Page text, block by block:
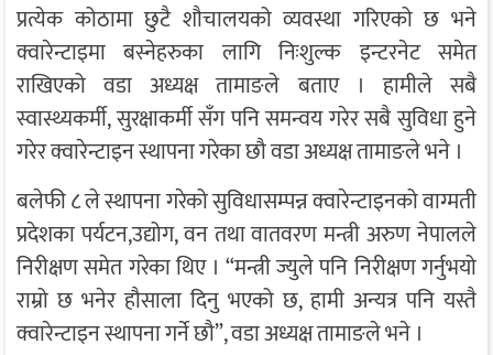
प्रत्येक कोठामा छुटै शौचालयको व्यवस्था गरिएको छ भने
क्वारेन्टाइमा बस्नेहरुका लागि निःशुल्क इन्टरनेट समेत
राखिएको वडा अध्यक्ष तामाङले बताए । हामीले सबै
स्वास्थ्यकर्मी, सुरक्षाकर्मी सँग पनि समन्वय गरेर सबै सुविधा हुने
गरेर क्वारेन्टाइन स्थापना गरेका छौ वडा अध्यक्ष तामाङले भने ।
बलेफी ८ ले स्थापना गरेको सुविधासम्पन्न क्वारेन्टाइनको वाग्मती
प्रदेशका पर्यटन,उद्योग, वन तथा वातवरण मन्त्री अरुण नेपालले
निरीक्षण समेत गरेका थिए । “मन्त्री ज्युले पनि निरीक्षण गर्नुभयो
राम्रो छ भनेर हौसाला दिनु भएको छ, हामी अन्यत्र पनि यस्तै
क्वारेन्टाइन स्थापना गर्ने छौ”, वडा अध्यक्ष तामाङले भने ।